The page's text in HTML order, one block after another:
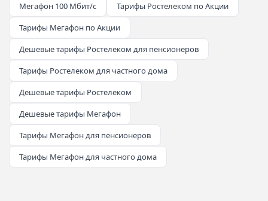
Мегафон 100 Мбит/с
Тарифы Ростелеком по Акции
Тарифы Мегафон по Акции
Дешевые тарифы Ростелеком для пенсионеров
Тарифы Ростелеком для частного дома
Дешевые тарифы Ростелеком
Дешевые тарифы Мегафон
Тарифы Мегафон для пенсионеров
Тарифы Мегафон для частного дома